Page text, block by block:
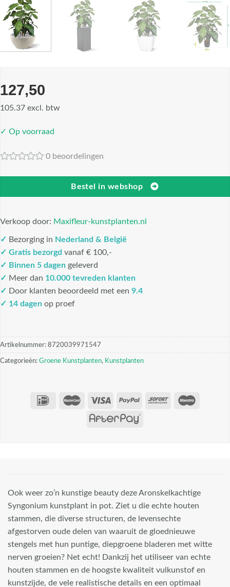
127,50
105.37 excl. btw
✓ Op voorraad
0 beoordelingen
Bestel in webshop
Verkoop door: Maxifleur-kunstplanten.nl
✓ Bezorging in Nederland & België
✓ Gratis bezorgd vanaf € 100,-
✓ Binnen 5 dagen geleverd
✓ Meer dan 10.000 tevreden klanten
✓ Door klanten beoordeeld met een 9.4
✓ 14 dagen op proef
Artikelnummer: 8720039971547
Categorieën: Groene Kunstplanten, Kunstplanten
Ook weer zo’n kunstige beauty deze Aronskelkachtige
Syngonium kunstplant in pot. Ziet u die echte houten
stammen, die diverse structuren, de levensechte
afgestorven oude delen van waaruit de gloednieuwe
stengels met hun puntige, diepgroene bladeren met witte
nerven groeien? Net echt! Dankzij het utiliseer van echte
houten stammen en de hoogste kwaliteit vulkunstof en
kunstzijde, de vele realistische details en een optimaal